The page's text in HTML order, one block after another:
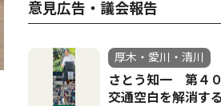
意見広告・議会報告
厚木・愛川・清川
さとう知一 第４
交通空白を解消す